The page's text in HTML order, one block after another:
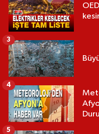
3
4
5